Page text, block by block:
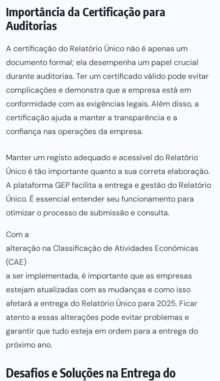
Importância da Certificação para
Auditorias
A certificação do Relatório Único não é apenas um
documento formal; ela desempenha um papel crucial
durante auditorias. Ter um certificado válido pode evitar
complicações e demonstra que a empresa está em
conformidade com as exigências legais. Além disso, a
certificação ajuda a manter a transparência e a
confiança nas operações da empresa.
Manter um registo adequado e acessível do Relatório
Único é tão importante quanto a sua correta elaboração.
A plataforma GEP facilita a entrega e gestão do Relatório
Único. É essencial entender seu funcionamento para
otimizar o processo de submissão e consulta.
Com a
alteração na Classificação de Atividades Económicas
(CAE)
a ser implementada, é importante que as empresas
estejam atualizadas com as mudanças e como isso
afetará a entrega do Relatório Único para 2025. Ficar
atento a essas alterações pode evitar problemas e
garantir que tudo esteja em ordem para a entrega do
próximo ano.
Desafios e Soluções na Entrega do